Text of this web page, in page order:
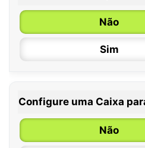
6 / 36
Não
Sim
Configure uma Caixa
Não